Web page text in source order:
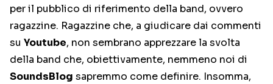
per il pubblico di riferimento della band, ovvero
ragazzine. Ragazzine che, a giudicare dai commenti
su Youtube, non sembrano apprezzare la svolta
della band che, obiettivamente, nemmeno noi di
SoundsBlog sapremmo come definire. Insomma,